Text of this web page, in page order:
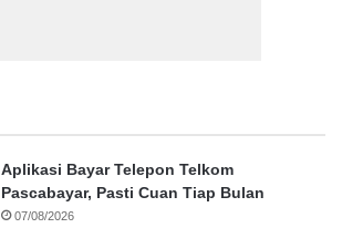
Aplikasi Bayar Telepon Telkom
Pascabayar, Pasti Cuan Tiap Bulan
07/08/2026